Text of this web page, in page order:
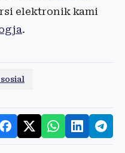
elektronik kami
.